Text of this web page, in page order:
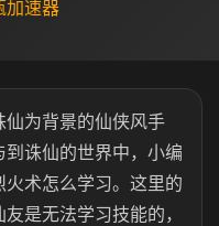
加速器
为背景的仙侠风手
诛仙的世界中，小编
术怎么学习。这里的
是无法学习技能的，